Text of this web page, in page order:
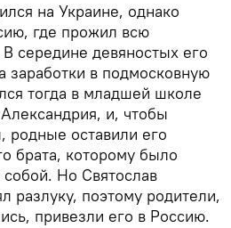
на Украине, однако
где прожил всю
середине девяностых его
заработки в подмосковную
тогда в младшей школе
и, чтобы
родные оставили его
брата, которому было
Но Святослав
разлуку, поэтому родители,
привезли его в Россию.